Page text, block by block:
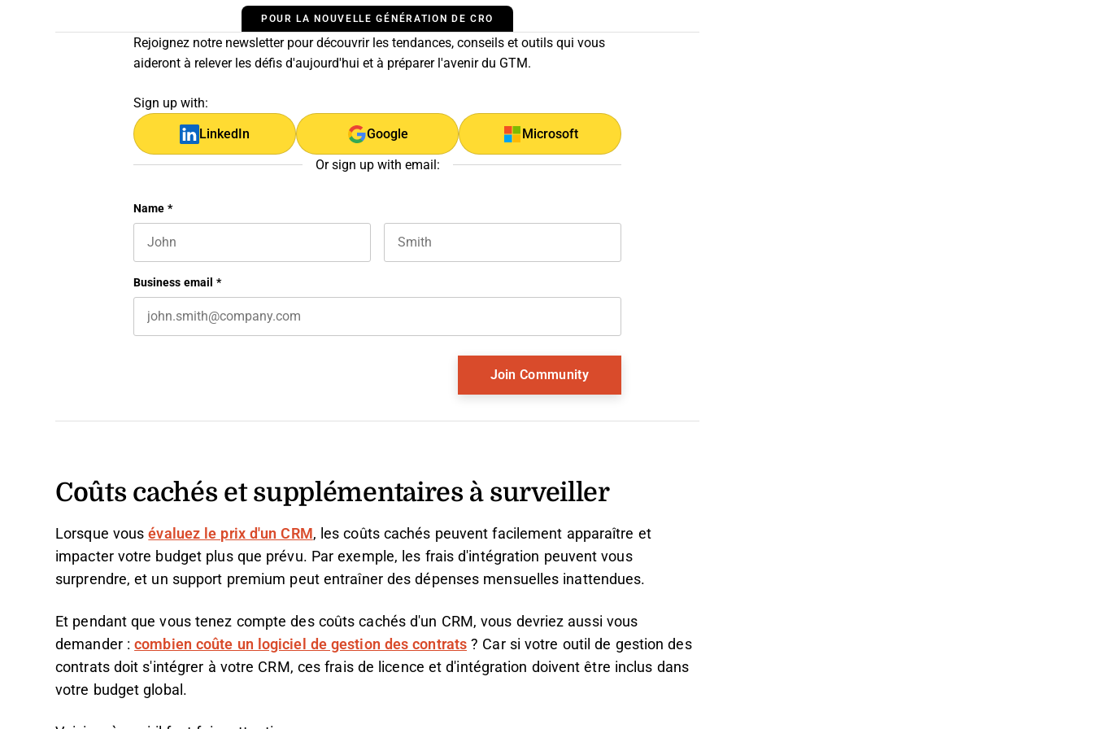
POUR LA NOUVELLE GÉNÉRATION DE CRO
Rejoignez notre newsletter pour découvrir les tendances, conseils et outils qui vous
aideront à relever les défis d'aujourd'hui et à préparer l'avenir du GTM.
Sign up with:
LinkedIn Google Microsoft
Or sign up with email:
URL
This field is for validation purposes and should be left unchanged.
Name *
Business email *
Coûts cachés et supplémentaires à surveiller
Lorsque vousévaluez le prix d'un CRM , les coûts cachés peuvent facilement apparaître et
impacter votre budget plus que prévu. Par exemple, les frais d'intégration peuvent vous
surprendre, et un support premium peut entraîner des dépenses mensuelles inattendues.
Et pendant que vous tenez compte des coûts cachés d'un CRM, vous devriez aussi vous
demander :combien coûte un logiciel de gestion des contrats ? Car si votre outil de gestion des
contrats doit s'intégrer à votre CRM, ces frais de licence et d'intégration doivent être inclus dans
votre budget global.